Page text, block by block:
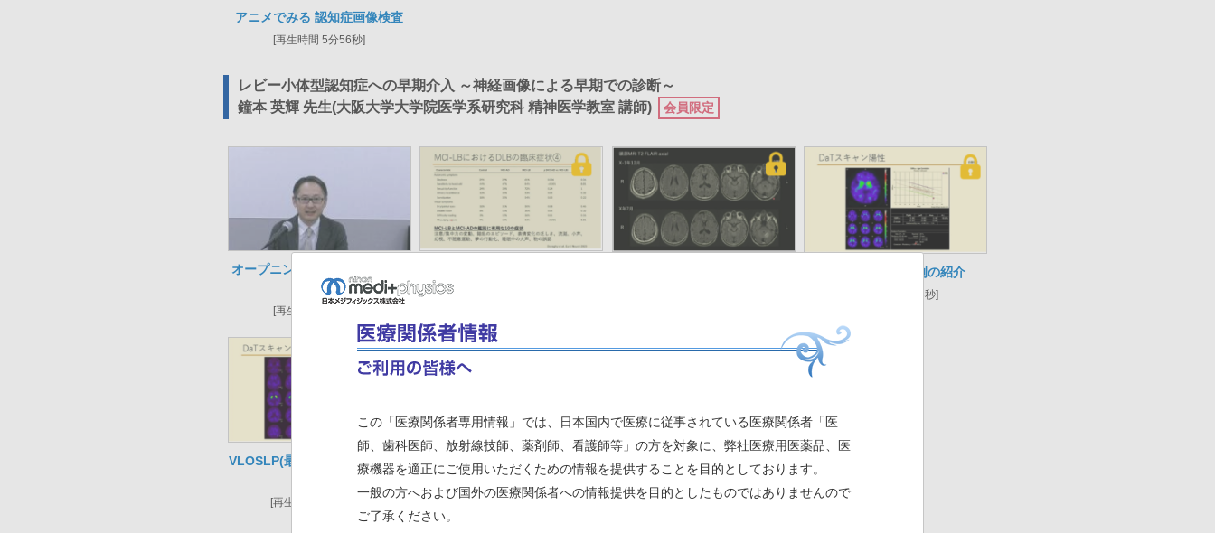
アニメでみる 認知症画像検査
[再生時間 5分56秒]
レビー小体型認知症への早期介入 ～神経画像による早期での診断～
鐘本 英輝 先生(大阪大学大学院医学系研究科 精神医学教室 講師)
オープニング～MCI初発症例紹
介
[再生時間 8分31秒]
高齢発症うつ症例の紹介
[再生時間 6分3秒]
VLOSLP(最遅発性統合失調症様
[再生時間 12分22秒]
この「医療関係者専用情報」では、日本国内で医療に従事されている医療関係者「医
師、歯科医師、放射線技師、薬剤師、看護師等」の方を対象に、弊社医療用医薬品、医
療機器を適正にご使用いただくための情報を提供することを目的としております。
一般の方へおよび国外の医療関係者への情報提供を目的としたものではありませんので
ご了承ください。